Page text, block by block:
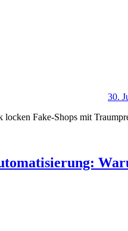
30.
locken Fake-Shops mit